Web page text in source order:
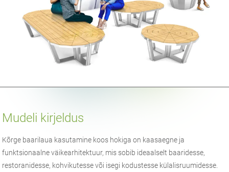
Mudeli kirjeldus
Kõrge baarilaua kasutamine koos hokiga on kaasaegne ja
funktsionaalne väikearhitektuur, mis sobib ideaalselt baaridesse,
restoranidesse, kohvikutesse või isegi kodustesse külalisruumidesse.